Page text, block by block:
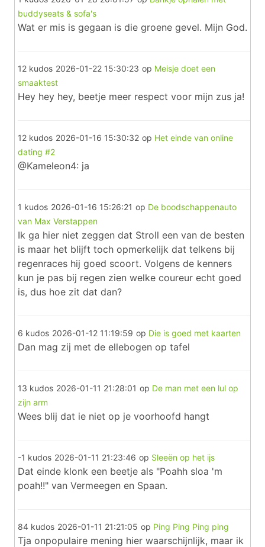
buddyseats & sofa's
Wat er mis is gegaan is die groene gevel. Mijn God.
12 kudos 2026-01-22 15:30:23 op Meisje doet een
smaaktest
Hey hey hey, beetje meer respect voor mijn zus ja!
12 kudos 2026-01-16 15:30:32 op Het einde van online
dating #2
@Kameleon4: ja
1 kudos 2026-01-16 15:26:21 op De boodschappenauto
van Max Verstappen
Ik ga hier niet zeggen dat Stroll een van de besten
is maar het blijft toch opmerkelijk dat telkens bij
regenraces hij goed scoort. Volgens de kenners
kun je pas bij regen zien welke coureur echt goed
is, dus hoe zit dat dan?
6 kudos 2026-01-12 11:19:59 op Die is goed met kaarten
Dan mag zij met de ellebogen op tafel
13 kudos 2026-01-11 21:28:01 op De man met een lul op
zijn arm
Wees blij dat ie niet op je voorhoofd hangt
-1 kudos 2026-01-11 21:23:46 op Sleeën op het ijs
Dat einde klonk een beetje als "Poahh sloa 'm
poah!!" van Vermeegen en Spaan.
84 kudos 2026-01-11 21:21:05 op Ping Ping Ping ping
Tja onpopulaire mening hier waarschijnlijk, maar ik